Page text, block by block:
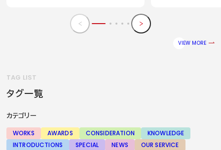
VIEW MORE
TAG LIST
タグ一覧
カテゴリー
WORKS AWARDS CONSIDERATION
KNOWLEDGE
INTRODUCTIONS
SPECIAL NEWS OUR SERVICE